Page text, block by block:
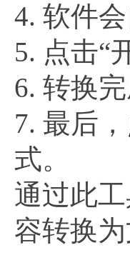
4. 软件
5. 点击“
6. 转换
7. 最后
式。
通过此
容转换